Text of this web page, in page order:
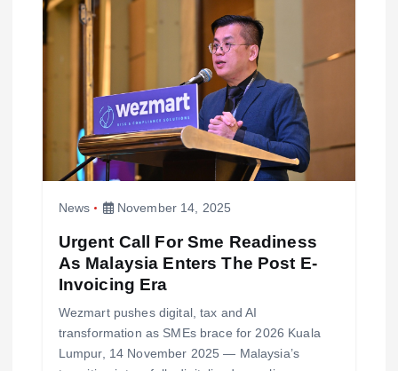
News November 14, 2025
Urgent Call For Sme Readiness
As Malaysia Enters The Post E-
Invoicing Era
Wezmart pushes digital, tax and AI
transformation as SMEs brace for 2026 Kuala
Lumpur, 14 November 2025 — Malaysia’s